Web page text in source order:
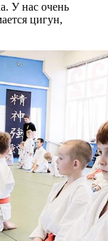
У нас очень
цигун,